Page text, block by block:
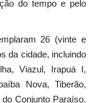
do tempo e pelo
26 (vinte e
da cidade, incluindo
Viazul, Irapuá I,
Nova, Tiberão,
Conjunto Paraíso.